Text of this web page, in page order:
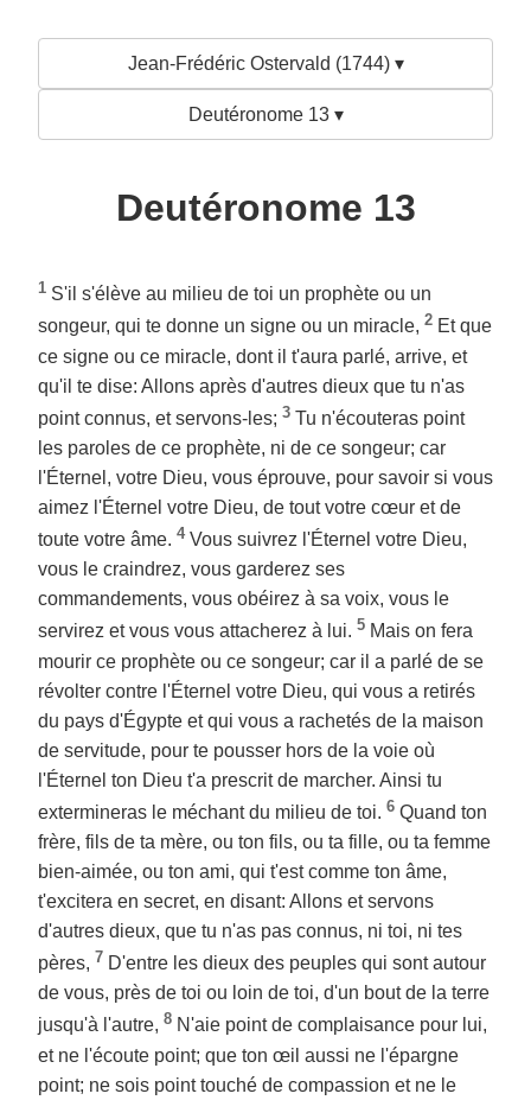
Jean-Frédéric Ostervald (1744) ▾
Deutéronome 13 ▾
Deutéronome 13
1 S'il s'élève au milieu de toi un prophète ou un
songeur, qui te donne un signe ou un miracle, 2 Et que
ce signe ou ce miracle, dont il t'aura parlé, arrive, et
qu'il te dise: Allons après d'autres dieux que tu n'as
point connus, et servons-les; 3 Tu n'écouteras point
les paroles de ce prophète, ni de ce songeur; car
l'Éternel, votre Dieu, vous éprouve, pour savoir si vous
aimez l'Éternel votre Dieu, de tout votre cœur et de
toute votre âme. 4 Vous suivrez l'Éternel votre Dieu,
vous le craindrez, vous garderez ses
commandements, vous obéirez à sa voix, vous le
servirez et vous vous attacherez à lui. 5 Mais on fera
mourir ce prophète ou ce songeur; car il a parlé de se
révolter contre l'Éternel votre Dieu, qui vous a retirés
du pays d'Égypte et qui vous a rachetés de la maison
de servitude, pour te pousser hors de la voie où
l'Éternel ton Dieu t'a prescrit de marcher. Ainsi tu
extermineras le méchant du milieu de toi. 6 Quand ton
frère, fils de ta mère, ou ton fils, ou ta fille, ou ta femme
bien-aimée, ou ton ami, qui t'est comme ton âme,
t'excitera en secret, en disant: Allons et servons
d'autres dieux, que tu n'as pas connus, ni toi, ni tes
pères, 7 D'entre les dieux des peuples qui sont autour
de vous, près de toi ou loin de toi, d'un bout de la terre
jusqu'à l'autre, 8 N'aie point de complaisance pour lui,
et ne l'écoute point; que ton œil aussi ne l'épargne
point; ne sois point touché de compassion et ne le